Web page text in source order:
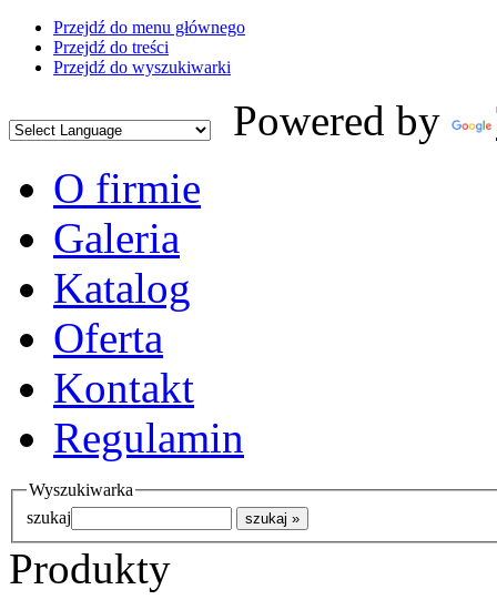
Przejdź do menu głównego
Przejdź do treści
Przejdź do wyszukiwarki
Powered by
O firmie
Galeria
Katalog
Oferta
Kontakt
Regulamin
Wyszukiwarka
szukaj
Produkty